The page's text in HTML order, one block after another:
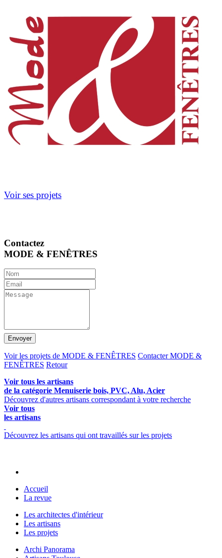
Voir ses projets
Contactez
MODE & FENÊTRES
Envoyer
Voir les projets de MODE & FENÊTRES Contacter MODE &
FENÊTRES Retour
Voir tous les artisans
de la catégorie Menuiserie bois, PVC, Alu, Acier
Découvrez d'autres artisans correspondant à votre recherche
Voir tous
les artisans
Découvrez les artisans qui ont travaillés sur les projets
Accueil
La revue
Les architectes d'intérieur
Les artisans
Les projets
Archi Panorama